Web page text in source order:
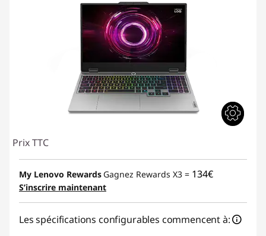
Prix TTC
My Lenovo Rewards Gagnez Rewards X3 = 134€
S’inscrire maintenant
Les spécifications configurables commencent à: